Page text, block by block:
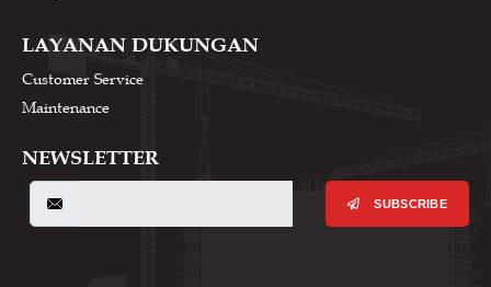
LAYANAN DUKUNGAN
Customer Service
Maintenance
NEWSLETTER
SUBSCRIBE